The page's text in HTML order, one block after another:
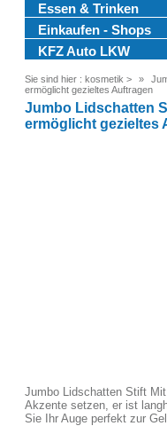
Essen & Trinken
Einkaufen - Shops
KFZ Auto LKW
Sie sind hier : kosmetik >
ermöglicht gezieltes Auftragen
Jumbo Lidschatten
ermöglicht gezieltes
Jumbo Lidschatten Stift
Akzente setzen, er ist
Sie Ihr Auge perfekt zur